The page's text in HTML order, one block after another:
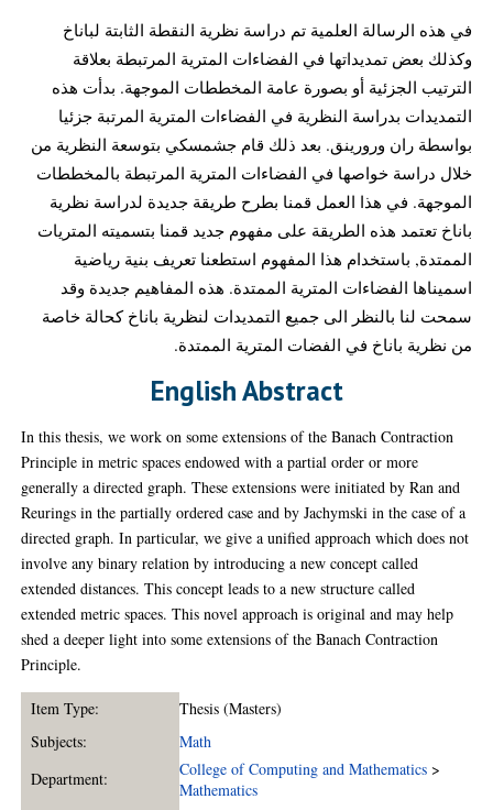
في هذه الرسالة العلمية تم دراسة نظرية النقطة الثابتة لباناخ
وكذلك بعض تمديداتها في الفضاءات المترية المرتبطة بعلاقة
الترتيب الجزئية أو بصورة عامة المخططات الموجهة. بدأت هذه
التمديدات بدراسة النظرية في الفضاءات المترية المرتبة جزئيا
بواسطة ران ورورينق. بعد ذلك قام جشمسكي بتوسعة النظرية من
خلال دراسة خواصها في الفضاءات المترية المرتبطة بالمخططات
الموجهة. في هذا العمل قمنا بطرح طريقة جديدة لدراسة نظرية
باناخ تعتمد هذه الطريقة على مفهوم جديد قمنا بتسميته المتريات
الممتدة, باستخدام هذا المفهوم استطعنا تعريف بنية رياضية
اسميناها الفضاءات المترية الممتدة. هذه المفاهيم جديدة وقد
سمحت لنا بالنظر الى جميع التمديدات لنظرية باناخ كحالة خاصة
من نظرية باناخ في الفضات المترية الممتدة.
English Abstract
In this thesis, we work on some extensions of the Banach Contraction
Principle in metric spaces endowed with a partial order or more
generally a directed graph. These extensions were initiated by Ran and
Reurings in the partially ordered case and by Jachymski in the case of a
directed graph. In particular, we give a unified approach which does not
involve any binary relation by introducing a new concept called
extended distances. This concept leads to a new structure called
extended metric spaces. This novel approach is original and may help
shed a deeper light into some extensions of the Banach Contraction
Principle.
Item Type:
Thesis (Masters)
Subjects:
Math
Department:
College of Computing and Mathematics >
Mathematics